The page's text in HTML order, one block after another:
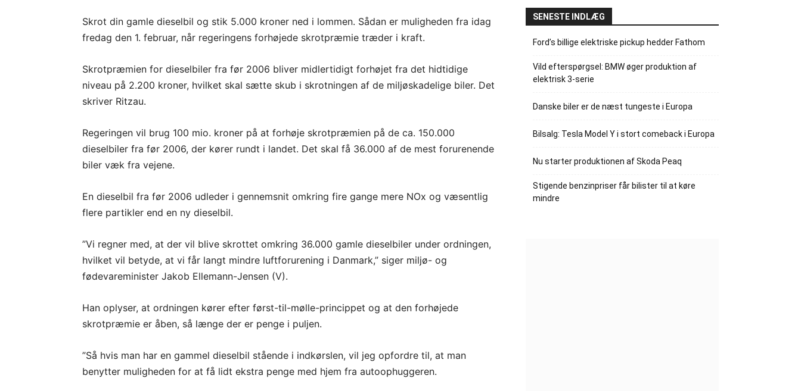
Skrot din gamle dieselbil og stik 5.000 kroner ned i lommen. Sådan er muligheden fra idag
fredag den 1. februar, når regeringens forhøjede skrotpræmie træder i kraft.
Skrotpræmien for dieselbiler fra før 2006 bliver midlertidigt forhøjet fra det hidtidige
niveau på 2.200 kroner, hvilket skal sætte skub i skrotningen af de miljøskadelige biler. Det
skriver Ritzau.
Regeringen vil brug 100 mio. kroner på at forhøje skrotpræmien på de ca. 150.000
dieselbiler fra før 2006, der kører rundt i landet. Det skal få 36.000 af de mest forurenende
biler væk fra vejene.
En dieselbil fra før 2006 udleder i gennemsnit omkring fire gange mere NOx og væsentlig
flere partikler end en ny dieselbil.
”Vi regner med, at der vil blive skrottet omkring 36.000 gamle dieselbiler under ordningen,
hvilket vil betyde, at vi får langt mindre luftforurening i Danmark,” siger miljø- og
fødevareminister Jakob Ellemann-Jensen (V).
Han oplyser, at ordningen kører efter først-til-mølle-princippet og at den forhøjede
skrotpræmie er åben, så længe der er penge i puljen.
”Så hvis man har en gammel dieselbil stående i indkørslen, vil jeg opfordre til, at man
benytter muligheden for at få lidt ekstra penge med hjem fra autoophuggeren.
SENESTE INDLÆG
Ford’s billige elektriske pickup hedder Fathom
Vild efterspørgsel: BMW øger produktion af
elektrisk 3-serie
Danske biler er de næst tungeste i Europa
Bilsalg: Tesla Model Y i stort comeback i Europa
Nu starter produktionen af Skoda Peaq
Stigende benzinpriser får bilister til at køre
mindre